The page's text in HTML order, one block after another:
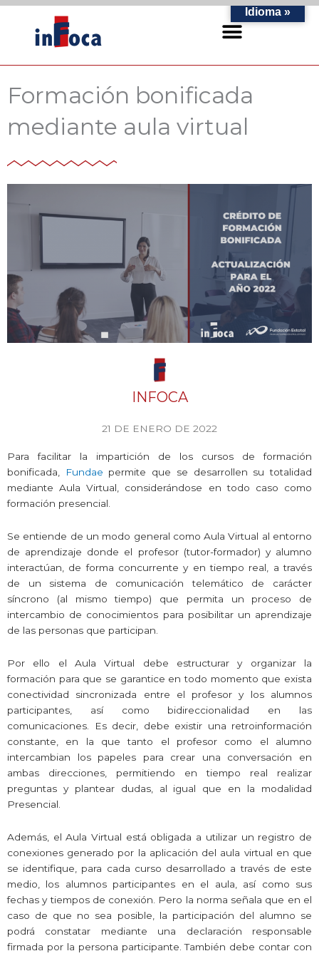
Ir
contenido
Formación bonificada
mediante aula virtual
INFOCA
21 DE ENERO DE 2022
Para facilitar la impartición de los cursos de formación
bonificada,
Fundae permite que se desarrollen su totalidad
mediante Aula Virtual, considerándose en todo caso como
formación presencial.
Se entiende de un modo general como Aula Virtual al entorno
de aprendizaje donde el profesor (tutor-formador) y alumno
interactúan, de forma concurrente y en tiempo real, a través
de un sistema de comunicación telemático de carácter
síncrono (al mismo tiempo) que permita un proceso de
intercambio de conocimientos para posibilitar un aprendizaje
de las personas que participan.
Por ello el Aula Virtual debe estructurar y organizar la
formación para que se garantice en todo momento que exista
conectividad sincronizada entre el profesor y los alumnos
participantes, así como bidireccionalidad en las
comunicaciones. Es decir, debe existir una retroinformación
constante, en la que tanto el profesor como el alumno
intercambian los papeles para crear una conversación en
ambas direcciones, permitiendo en tiempo real realizar
preguntas y plantear dudas, al igual que en la modalidad
Presencial.
Además, el Aula Virtual está obligada a utilizar un registro de
conexiones generado por la aplicación del aula virtual en que
se identifique, para cada curso desarrollado a través de este
medio, los alumnos participantes en el aula, así como sus
fechas y tiempos de conexión. Pero la norma señala que en el
caso de que no sea posible, la participación del alumno se
podrá constatar mediante una declaración responsable
firmada por la persona participante. También debe contar con
Idioma »